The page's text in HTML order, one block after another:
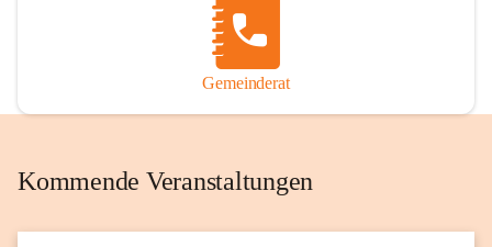
Gemeinderat
Kommende Veranstaltungen